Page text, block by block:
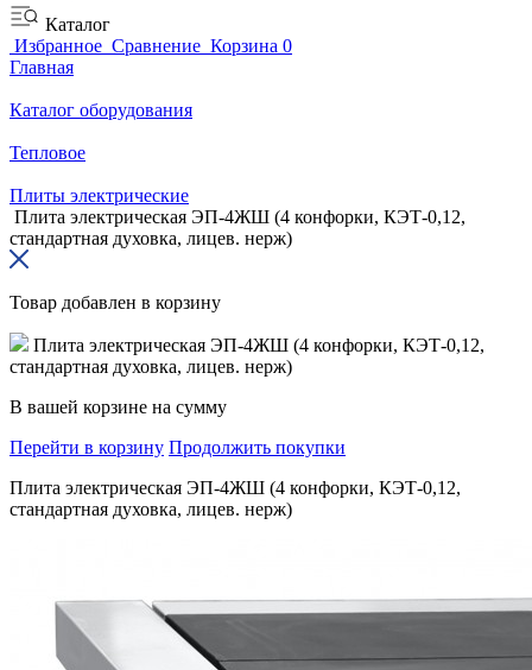
Каталог
Избранное Сравнение Корзина 0
Главная
Каталог оборудования
Тепловое
Плиты электрические
Плита электрическая ЭП-4ЖШ (4 конфорки, КЭТ-0,12,
стандартная духовка, лицев. нерж)
Товар добавлен в корзину
Плита электрическая ЭП-4ЖШ (4 конфорки, КЭТ-0,12,
стандартная духовка, лицев. нерж)
В вашей корзине на сумму
Перейти в корзину Продолжить покупки
Плита электрическая ЭП-4ЖШ (4 конфорки, КЭТ-0,12,
стандартная духовка, лицев. нерж)